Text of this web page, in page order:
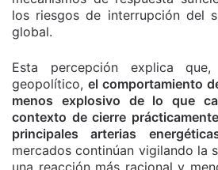
los riesgos de interrupción del
global.
Esta percepción explica
geopolítico, el comportamiento
menos explosivo de lo que
contexto de cierre
principales arterias
mercados continúan vigilando la
una reacción más racional y